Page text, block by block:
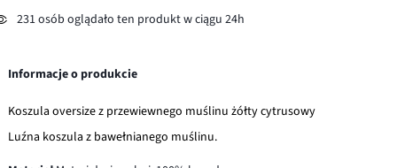
231 osób oglądało ten produkt w ciągu 24h
Informacje o produkcie
Koszula oversize z przewiewnego muślinu żółty cytrusowy
Luźna koszula z bawełnianego muślinu.